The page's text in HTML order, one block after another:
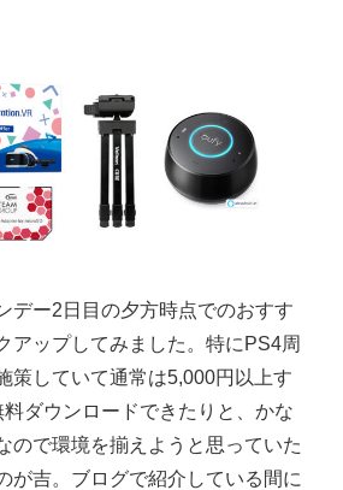
デー2日目の夕方時点でのおすす
アップしてみました。特にPS4周
策していて通常は5,000円以上す
ダウンロードできたりと、かな
ので環境を揃えようと思っていた
が吉。ブログで紹介している間に